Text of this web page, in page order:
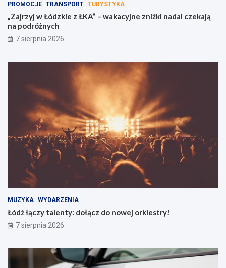
PROMOCJE TRANSPORT TURYSTYKA
„Zajrzyj w Łódzkie z ŁKA” – wakacyjne zniżki nadal czekają
na podróżnych
7 sierpnia 2026
MUZYKA WYDARZENIA
Łódź łączy talenty: dołącz do nowej orkiestry!
7 sierpnia 2026